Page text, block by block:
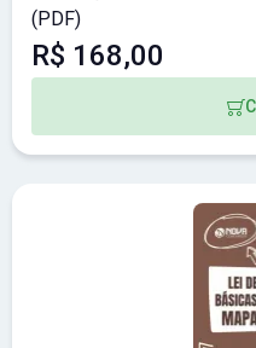
(PDF)
R$ 168,00